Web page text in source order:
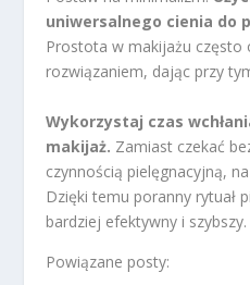
uniwersalnego cienia do
Prostota w makijażu często
rozwiązaniem, dając przy
Wykorzystaj czas
makijaż. Zamiast czekać
czynnością pielęgnacyjną,
Dzięki temu poranny rytuał
bardziej efektywny i szybszy.
Powiązane posty: